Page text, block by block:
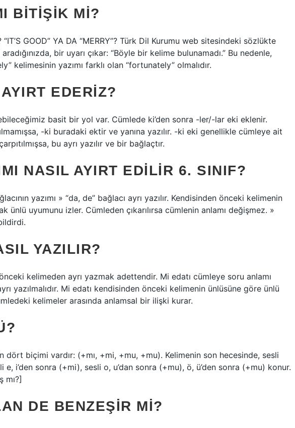
BITIŞIK MI?
“IT’S GOOD” YA DA “MERRY”? Türk Dil Kurumu web sitesindeki sözlükte
bir uyarı çıkar: “Böyle bir kelime bulunamadı.” Bu nedenle,
kelimesinin yazımı farklı olan “fortunately” olmalıdır.
EDERIZ?
basit bir yol var. Cümlede ki’den sonra -ler/-lar eki eklenir.
-ki buradaki ektir ve yanına yazılır. -ki eki genellikle cümleye ait
bu ayrı yazılır ve bir bağlaçtır.
NASIL AYIRT EDILIR 6. SINIF?
yazımı » “da, de” bağlacı ayrı yazılır. Kendisinden önceki kelimenin
ünlü uyumunu izler. Cümleden çıkarılırsa cümlenin anlamı değişmez. »
YAZILIR?
kelimeden ayrı yazmak adettendir. Mi edatı cümleye soru anlamı
yazılmalıdır. Mi edatı kendisinden önceki kelimenin ünlüsüne göre ünlü
kelimeler arasında anlamsal bir ilişki kurar.
dört biçimi vardır: (+mı, +mi, +mu, +mu). Kelimenin son hecesinde, sesli
e, i’den sonra (+mi), sesli o, u’dan sonra (+mu), ö, ü’den sonra (+mu) konur.
mı?]
DE BENZEŞIR MI?